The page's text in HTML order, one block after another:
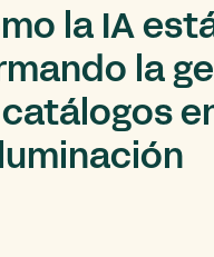
la IA
la